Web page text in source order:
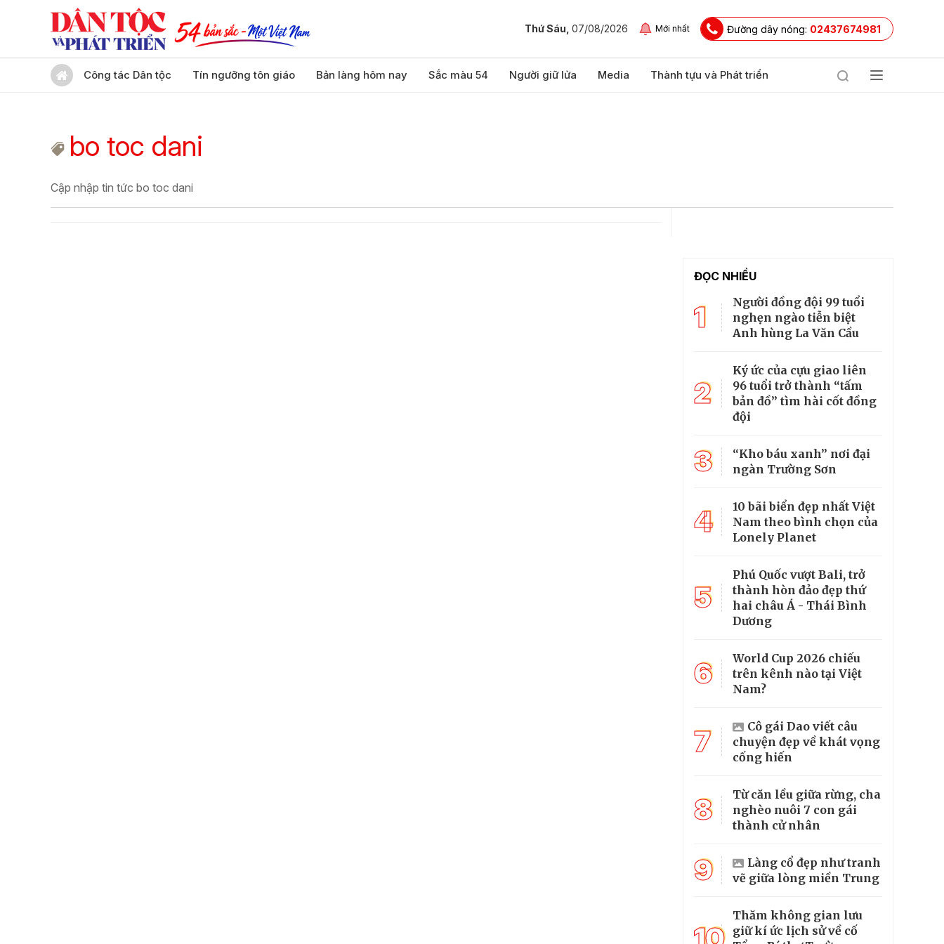
Thứ Sáu, 07/08/2026 Mới nhất Đường dây nóng: 02437674981
Công tác Dân tộc Tín ngưỡng tôn giáo Bản làng hôm nay Sắc màu 54 Người giữ lửa Media Thành tựu và Phát triển
bo toc dani
Cập nhập tin tức bo toc dani
ĐỌC NHIỀU
1
Người đồng đội 99 tuổi
nghẹn ngào tiễn biệt
Anh hùng La Văn Cầu
2
Ký ức của cựu giao liên
96 tuổi trở thành “tấm
bản đồ” tìm hài cốt đồng
đội
3
“Kho báu xanh” nơi đại
ngàn Trường Sơn
4
10 bãi biển đẹp nhất Việt
Nam theo bình chọn của
Lonely Planet
5
Phú Quốc vượt Bali, trở
thành hòn đảo đẹp thứ
hai châu Á - Thái Bình
Dương
6
World Cup 2026 chiếu
trên kênh nào tại Việt
Nam?
7
Cô gái Dao viết câu
chuyện đẹp về khát vọng
cống hiến
8
Từ căn lều giữa rừng, cha
nghèo nuôi 7 con gái
thành cử nhân
9
Làng cổ đẹp như tranh
vẽ giữa lòng miền Trung
Thăm không gian lưu
giữ kí ức lịch sử về cố